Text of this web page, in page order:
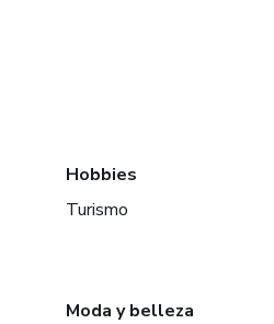
Hobbies
Turismo
Moda y belleza